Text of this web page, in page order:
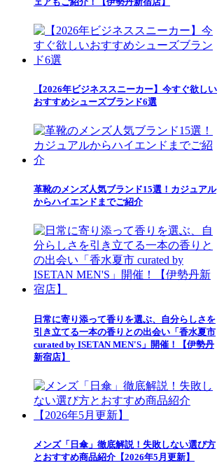
【2026年ビジネススニーカー】今すぐ欲しい
おすすめシューズブランド6選
革靴のメンズ人気ブランド15選！カジュアル
からハイエンドまでご紹介
日常に寄り添って香りを選ぶ、自分らしさを
引き立てる一本の香りとの出会い「香水夏市
curated by ISETAN MEN'S」開催！【伊勢丹
新宿店】
メンズ「日傘」徹底解説！失敗しない選び方
とおすすめ商品紹介【2026年5月更新】